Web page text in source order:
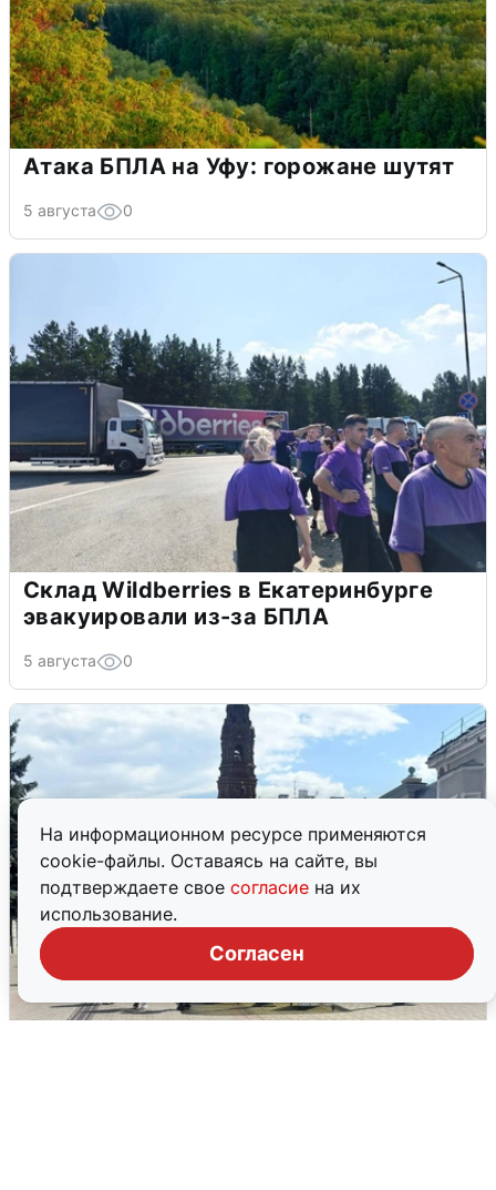
На информационном ресурсе применяются
cookie-файлы. Оставаясь на сайте, вы
подтверждаете свое согласие на их
использование.
Согласен
Атака БПЛА на Уфу: горожане шутят
5 августа 0
Склад Wildberries в Екатеринбурге
эвакуировали из-за БПЛА
5 августа 0